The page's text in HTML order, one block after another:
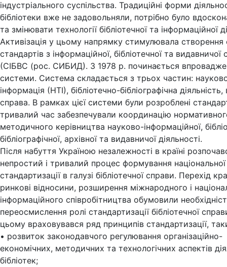
індустріального суспільства. Традиційні форми
бібліотеки вже не задовольняли, потрібно було
та змінювати технології бібліотечної та інформаційної
Активізація у цьому напрямку стимулювала
стандартів з інформаційної, бібліотечної та видавничої
(СІБВС (рос. СИБИД). 3 1978 р. починається
системи. Система складається з трьох частин:
інформація (НТІ), бібліотечно-бібліографічна
справа. В рамках цієї системи були розроблені
тривалий час забезпечували координацію
методичного керівництва науково-інформаційної,
бібліографічної, архівної та видавничої діяльності.
Після набуття Україною незалежності в країні
непростий і тривалий процес формування
стандартизації в галузі бібліотечної справи. Перехід
ринкові відносини, розширення міжнародного і
інформаційного співробітництва обумовили
переосмислення ролі стандартизації бібліотечної
цьому враховувався ряд принципів стандартизації,
• розвиток законодавчого регулювання організаційно-
економічних, методичних та технологічних аспектів
бібліотек;